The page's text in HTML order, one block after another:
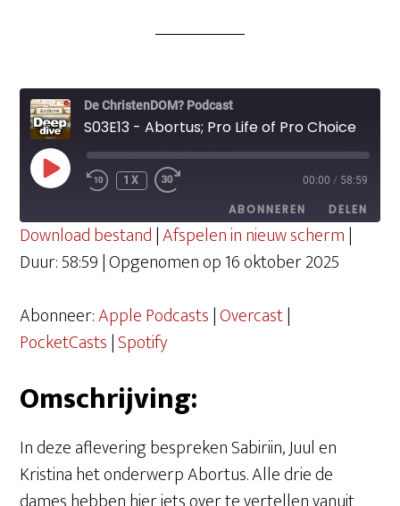
De ChristenDOM? Podcast
S03E13 - Abortus; Pro Life of Pro Choice
PLAY
EPISODE
1X 00:00 / 58:59
ABONNEREN DELEN
Apple Podcasts Overcast
RSS FEED
DELEN
LINK
Download bestand|Afspelen in nieuw scherm|
Duur: 58:59|Opgenomen op 16 oktober 2025
Abonneer:Apple Podcasts|Overcast|
PocketCasts|Spotify
Omschrijving:
In deze aflevering bespreken Sabiriin, Juul en
Kristina het onderwerp Abortus. Alle drie de